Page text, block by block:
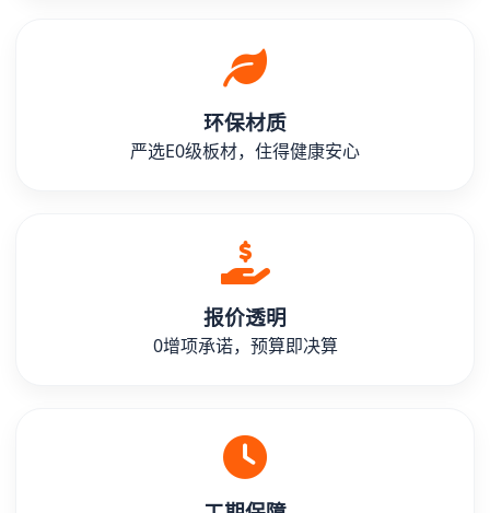
环保材质
严选E0级板材，住得健康安心
报价透明
0增项承诺，预算即决算